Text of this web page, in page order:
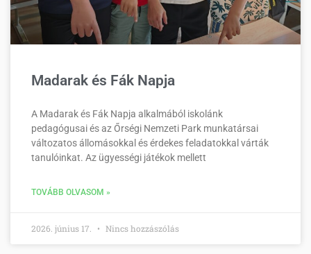
Madarak és Fák Napja
A Madarak és Fák Napja alkalmából iskolánk
pedagógusai és az Őrségi Nemzeti Park munkatársai
változatos állomásokkal és érdekes feladatokkal várták
tanulóinkat. Az ügyességi játékok mellett
TOVÁBB OLVASOM »
2026. június 17. Nincs hozzászólás